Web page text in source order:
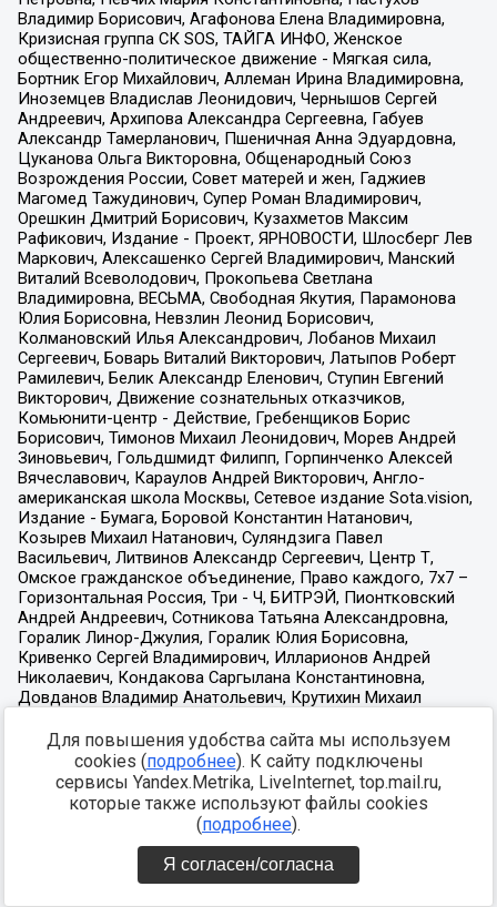
Для повышения удобства сайта мы используем
cookies (подробнее). К сайту подключены
сервисы Yandex.Metrika, LiveInternet, top.mail.ru,
которые также используют файлы cookies
(подробнее).
Я согласен/согласна